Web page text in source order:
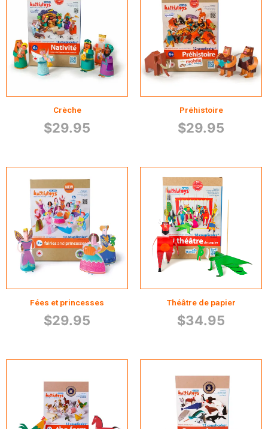
Crèche
$29.95
Préhistoire
$29.95
Fées et princesses
$29.95
Théâtre de papier
$34.95